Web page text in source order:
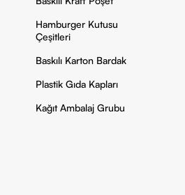
Hamburger Kutusu
Çeşitleri
Baskılı Karton Bardak
Plastik Gıda Kapları
Kağıt Ambalaj Grubu